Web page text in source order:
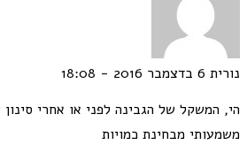
נורית 6 בדצמבר 2016 - 18:08
משמעותי מבחינת כמויות